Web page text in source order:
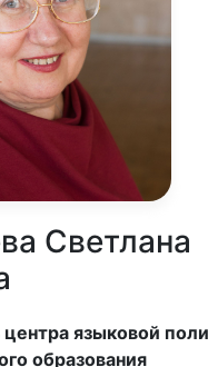
Светлана
языковой
образования